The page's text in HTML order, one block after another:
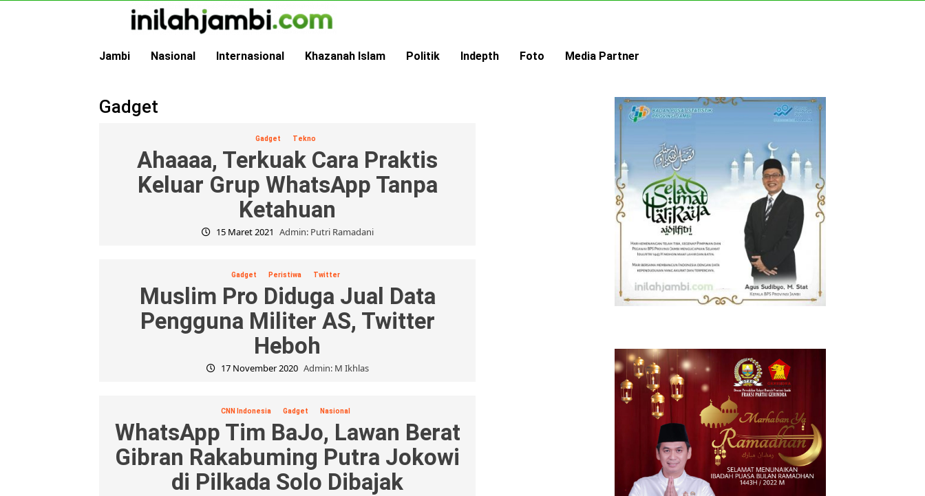
Jambi Nasional Internasional Khazanah Islam Politik Indepth Foto Media Partner
Gadget
Gadget Tekno
Ahaaaa, Terkuak Cara Praktis
Keluar Grup WhatsApp Tanpa
Ketahuan
15 Maret 2021 Admin: Putri Ramadani
Gadget Peristiwa Twitter
Muslim Pro Diduga Jual Data
Pengguna Militer AS, Twitter
Heboh
17 November 2020 Admin: M Ikhlas
CNN Indonesia Gadget Nasional
WhatsApp Tim BaJo, Lawan Berat
Gibran Rakabuming Putra Jokowi
di Pilkada Solo Dibajak